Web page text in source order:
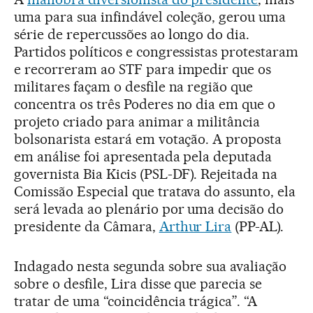
uma para sua infindável coleção, gerou uma
série de repercussões ao longo do dia.
Partidos políticos e congressistas protestaram
e recorreram ao STF para impedir que os
militares façam o desfile na região que
concentra os três Poderes no dia em que o
projeto criado para animar a militância
bolsonarista estará em votação. A proposta
em análise foi apresentada pela deputada
governista Bia Kicis (PSL-DF). Rejeitada na
Comissão Especial que tratava do assunto, ela
será levada ao plenário por uma decisão do
presidente da Câmara, Arthur Lira (PP-AL).
Indagado nesta segunda sobre sua avaliação
sobre o desfile, Lira disse que parecia se
tratar de uma “coincidência trágica”. “A